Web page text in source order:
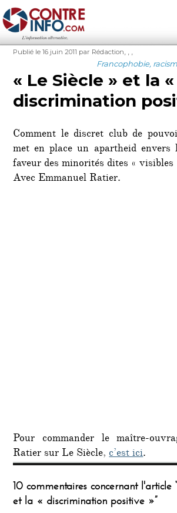
Contre-Info
Publié
Publié le 16 juin 2011 Auteur
par Rédaction
Catégories
Francophobie,
« Le Siècle » et la «
discrimination
Comment le discret club de
met en place un apartheid envers
faveur des minorités dites « visibles
Avec Emmanuel Ratier.
Pour commander le maître-
Ratier sur Le Siècle,c’est ici.
10 commentaires concernant l'article
et la « discrimination positive »”